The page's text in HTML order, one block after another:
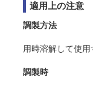
適用上の注意
調製方法
用時溶解して使用
調製時